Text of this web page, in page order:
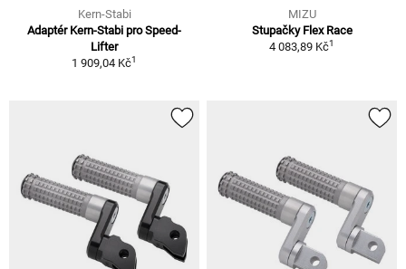
Kern-Stabi
Adaptér Kern-Stabi pro Speed-
Lifter
1 909,04 Kč1
MIZU
Stupačky Flex Race
4 083,89 Kč1